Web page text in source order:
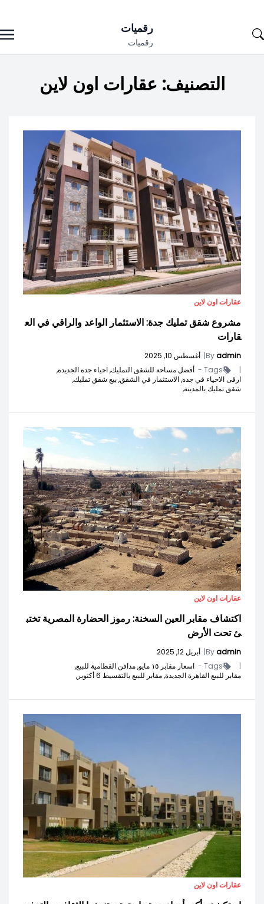
to
رقميات
رقميات
التصنيف: عقارات اون لاين
عقارات اون لاين
مشروع شقق تمليك جدة: الاستثمار الواعد والراقي في الع
قارات
Byadmin
| أغسطس 10, 2025
|
Tags - أفضل مساحة للشقق التمليك,احياء جدة الجديدة,
ارقى الاحياء في جده,الاستثمار في الشقق,بيع شقق تمليك,
شقق تمليك بالمدينة,
عقارات اون لاين
اكتشاف مقابر العين السخنة: رموز الحضارة المصرية تختب
ئ تحت الأرض
Byadmin
| أبريل 12, 2025
|
Tags - اسعار مقابر ١٥ مايو,
مدافن القطامية للبيع,
مقابر للبيع القاهرة الجديدة,مقابر للبيع بالتقسيط 6 أكتوبر,
عقارات اون لاين